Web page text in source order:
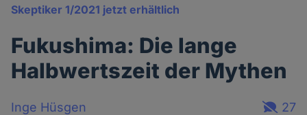
Skeptiker 1/2021 jetzt erhältlich
Fukushima: Die lange
Halbwertszeit der Mythen
Inge Hüsgen
27